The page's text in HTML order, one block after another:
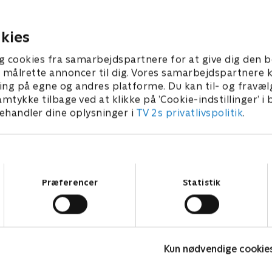
cookies fra samarbejdspartnere for at give dig den
annoncer til dig. Vores samarbejdspartnere
på egne og andres platforme. Du kan til- og
tilbage ved at klikke på ’Cookie-indstillinger’ i
dine oplysninger i TV 2s privatlivspolitik.
Præferencer Statistik
Kun nødvendige
spillere brager
• 123 min